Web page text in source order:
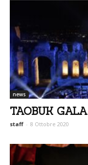
news
TAOBUK GALA
staff - 8 Ottobre 2020